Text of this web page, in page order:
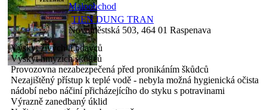
Maloobchod
TIEN DUNG TRAN
Novoměstská 503, 464 01 Raspenava
Výskyt živých hlodavců
Výskyt hmyzích škůdců
Provozovna nezabezpečená před pronikáním škůdců
Nezajištěný přístup k teplé vodě - nebyla možná hygienická očista
nádobí nebo náčiní přicházejícího do styku s potravinami
Výrazně zanedbaný úklid